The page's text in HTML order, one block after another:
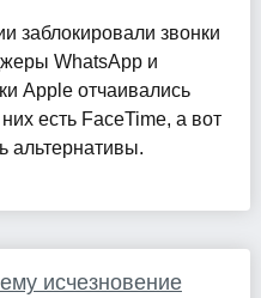
заблокировали звонки
WhatsApp и
Apple отчаивались
есть FaceTime, а вот
альтернативы.
исчезновение